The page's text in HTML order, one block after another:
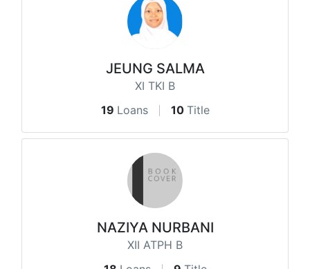
JEUNG SALMA
XI TKI B
19 Loans 10 Title
NAZIYA NURBANI
XII ATPH B